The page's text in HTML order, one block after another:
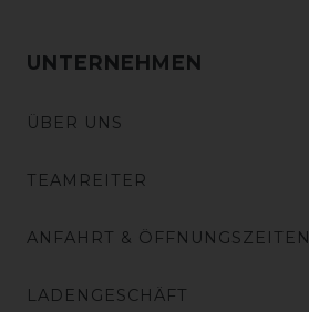
UNTERNEHMEN
ÜBER UNS
TEAMREITER
ANFAHRT & ÖFFNUNGSZEITEN
LADENGESCHÄFT